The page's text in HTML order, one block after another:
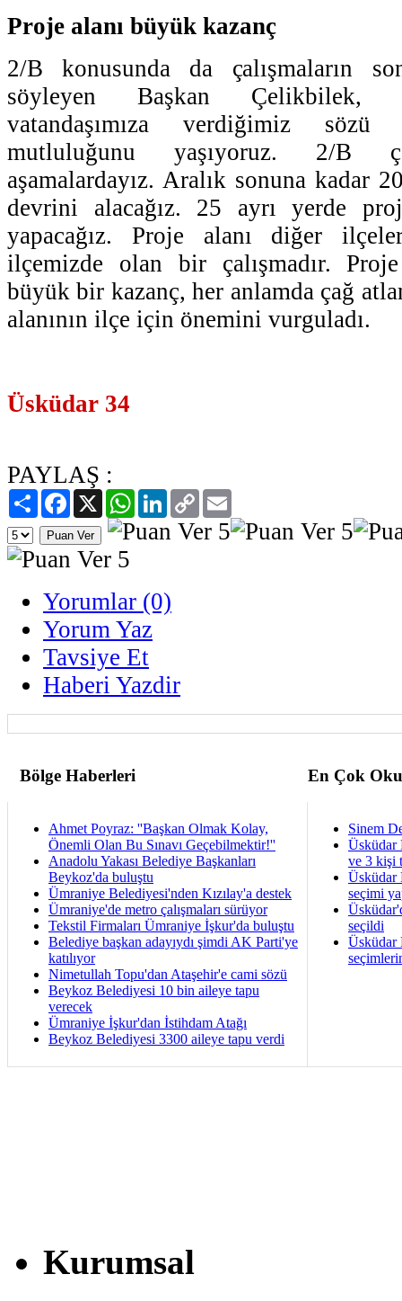
Proje alanı büyük kazanç
2/B konusunda da çalışmaların
söyleyen Başkan Çelikbilek,
vatandaşımıza verdiğimiz
mutluluğunu yaşıyoruz. 2/B
aşamalardayız. Aralık sonuna kadar
devrini alacağız. 25 ayrı yerde
yapacağız. Proje alanı diğer
ilçemizde olan bir çalışmadır.
büyük bir kazanç, her anlamda çağ
alanının ilçe için önemini vurguladı.
Üsküdar 34
PAYLAŞ :
PaylaşFacebook
X WhatsAppLinkedIn
Copy
Link
Yorumlar (0)
Yorum Yaz
Tavsiye Et
Haberi Yazdir
Bölge Haberleri En Çok
Ahmet Poyraz: ''Başkan Olmak Kolay,
Önemli Olan Bu Sınavı Geçebilmektir!''
Anadolu Yakası Belediye Başkanları
Beykoz'da buluştu
Ümraniye Belediyesi'nden Kızılay'a destek
Ümraniye'de metro çalışmaları sürüyor
Tekstil Firmaları Ümraniye İşkur'da buluştu
Belediye başkan adayıydı şimdi AK Parti'ye
katılıyor
Nimetullah Topu'dan Ataşehir'e cami sözü
Beykoz Belediyesi 10 bin aileye tapu
verecek
Ümraniye İşkur'dan İstihdam Atağı
Beykoz Belediyesi 3300 aileye tapu verdi
Sinem
Üsküdar
ve 3 kişi
Üsküdar
seçimi
seçildi
Üsküdar
Kurumsal